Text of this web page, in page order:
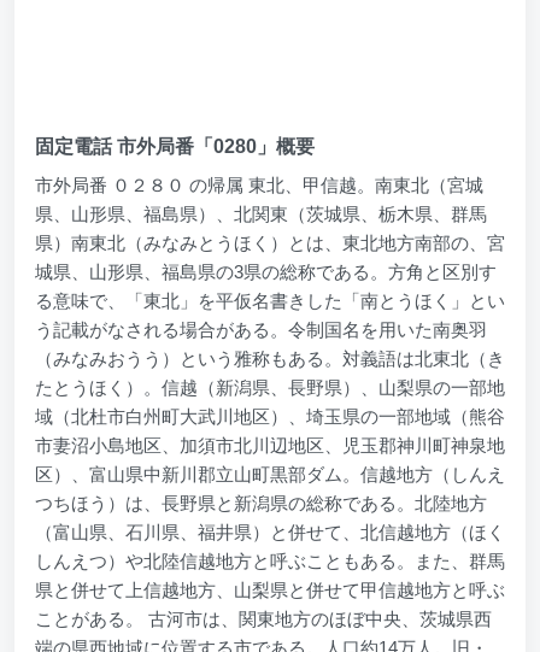
固定電話 市外局番「0280」概要
市外局番 ０２８０ の帰属 東北、甲信越。南東北（宮城
県、山形県、福島県）、北関東（茨城県、栃木県、群馬
県）南東北（みなみとうほく）とは、東北地方南部の、宮
城県、山形県、福島県の3県の総称である。方角と区別す
る意味で、「東北」を平仮名書きした「南とうほく」とい
う記載がなされる場合がある。令制国名を用いた南奥羽
（みなみおうう）という雅称もある。対義語は北東北（き
たとうほく）。信越（新潟県、長野県）、山梨県の一部地
域（北杜市白州町大武川地区）、埼玉県の一部地域（熊谷
市妻沼小島地区、加須市北川辺地区、児玉郡神川町神泉地
区）、富山県中新川郡立山町黒部ダム。信越地方（しんえ
つちほう）は、長野県と新潟県の総称である。北陸地方
（富山県、石川県、福井県）と併せて、北信越地方（ほく
しんえつ）や北陸信越地方と呼ぶこともある。また、群馬
県と併せて上信越地方、山梨県と併せて甲信越地方と呼ぶ
ことがある。 古河市は、関東地方のほぼ中央、茨城県西
端の県西地域に位置する市である。人口約14万人。旧・